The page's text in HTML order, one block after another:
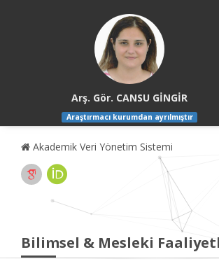
Arş. Gör. CANSU GİNGİR
Araştırmacı kurumdan ayrılmıştır
Akademik Veri Yönetim Sistemi
Bilimsel & Mesleki